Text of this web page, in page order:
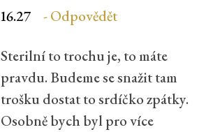
16.27
Odpovědět
Sterilní to trochu je, to máte
pravdu. Budeme se snažit tam
trošku dostat to srdíčko zpátky.
Osobně bych byl pro více